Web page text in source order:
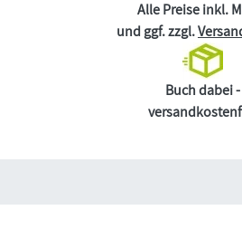
Alle Preise inkl.
und ggf. zzgl.
Buch dabei -